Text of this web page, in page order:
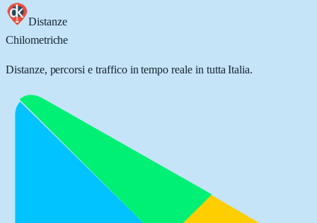
Distanze
Chilometriche
Distanze, percorsi e traffico in tempo reale in tutta Italia.